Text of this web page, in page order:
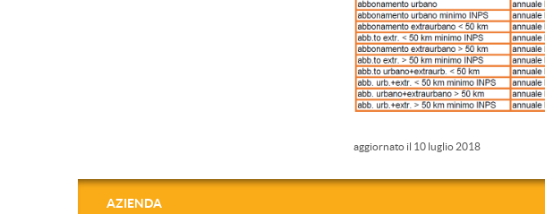
aggiornato il 10 luglio 2018
AZIENDA